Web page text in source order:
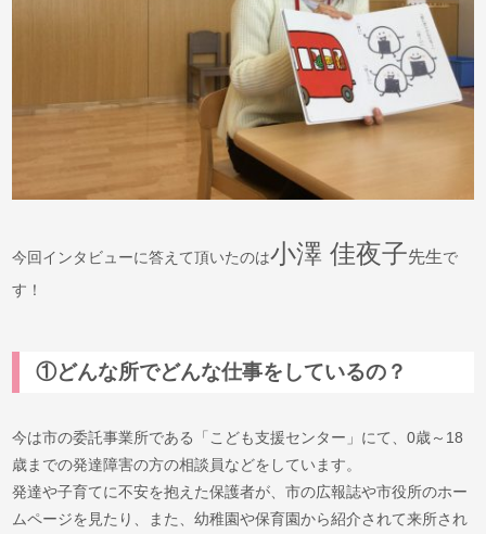
今回インタビューに答えて頂いたのは小澤 佳夜子先生で
す！
①どんな所でどんな仕事をしているの？
今は市の委託事業所である「こども支援センター」にて、0歳～18
歳までの発達障害の方の相談員などをしています。
発達や子育てに不安を抱えた保護者が、市の広報誌や市役所のホー
ムページを見たり、また、幼稚園や保育園から紹介されて来所され